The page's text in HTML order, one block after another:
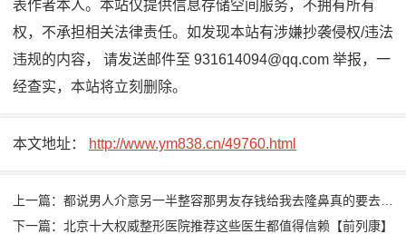
表作者本人。本站仅提供信息存储空间服务，不拥有所有
权，不承担相关法律责任。如发现本站有涉嫌抄袭侵权/违法
违规的内容， 请发送邮件至 931614094@qq.com 举报，一
经查实，本站将立刻删除。
本文地址： http://www.ym838.cn/49760.html
下一篇：北京十大权威整形医院推荐这些医生都值得信赖【前列康】